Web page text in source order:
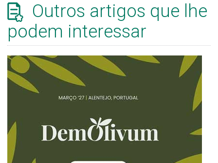
Outros artigos que lhe
podem interessar